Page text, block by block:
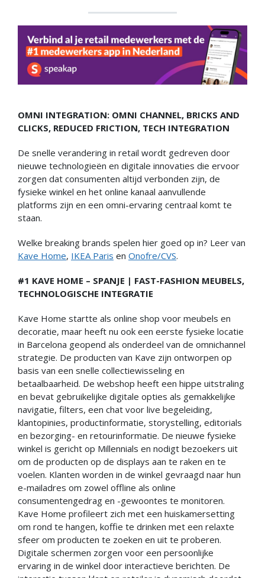
OMNI INTEGRATION: OMNI CHANNEL, BRICKS AND
CLICKS, REDUCED FRICTION, TECH INTEGRATION
De snelle verandering in retail wordt gedreven door
nieuwe technologieën en digitale innovaties die ervoor
zorgen dat consumenten altijd verbonden zijn, de
fysieke winkel en het online kanaal aanvullende
platforms zijn en een omni-ervaring centraal komt te
staan.
Welke breaking brands spelen hier goed op in? Leer van
Kave Home, IKEA Paris en Onofre/CVS.
#1 KAVE HOME – SPANJE | FAST-FASHION MEUBELS,
TECHNOLOGISCHE INTEGRATIE
Kave Home startte als online shop voor meubels en
decoratie, maar heeft nu ook een eerste fysieke locatie
in Barcelona geopend als onderdeel van de omnichannel
strategie. De producten van Kave zijn ontworpen op
basis van een snelle collectiewisseling en
betaalbaarheid. De webshop heeft een hippe uitstraling
en bevat gebruikelijke digitale opties als gemakkelijke
navigatie, filters, een chat voor live begeleiding,
klantopinies, productinformatie, storystelling, editorials
en bezorging- en retourinformatie. De nieuwe fysieke
winkel is gericht op Millennials en nodigt bezoekers uit
om de producten op de displays aan te raken en te
voelen. Klanten worden in de winkel gevraagd naar hun
e-mailadres om zowel offline als online
consumentengedrag en -gewoontes te monitoren.
Kave Home profileert zich met een huiskamersetting
om rond te hangen, koffie te drinken met een relaxte
sfeer om producten te zoeken en uit te proberen.
Digitale schermen zorgen voor een persoonlijke
ervaring in de winkel door interactieve berichten. De